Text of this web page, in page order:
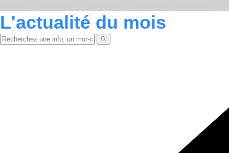
L'actualité du mois